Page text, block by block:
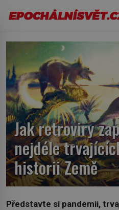
Jak retroviry
nejdéle
historii Země
Představte si pandemii,